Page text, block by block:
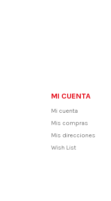
MI CUENTA
Mi cuenta
Mis compras
Mis direcciones
Wish List